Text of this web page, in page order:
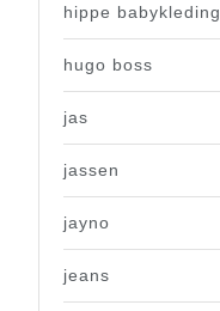
hippe babykleding
hugo boss
jas
jassen
jayno
jeans